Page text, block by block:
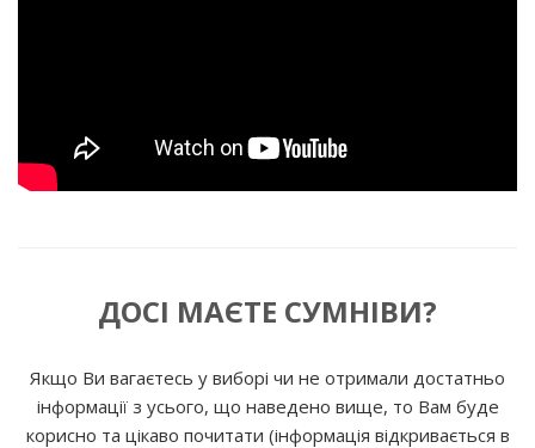
ДОСІ МАЄТЕ СУМНІВИ?
Якщо Ви вагаєтесь у виборі чи не отримали достатньо
інформації з усього, що наведено вище, то Вам буде
корисно та цікаво почитати (інформація відкривається в